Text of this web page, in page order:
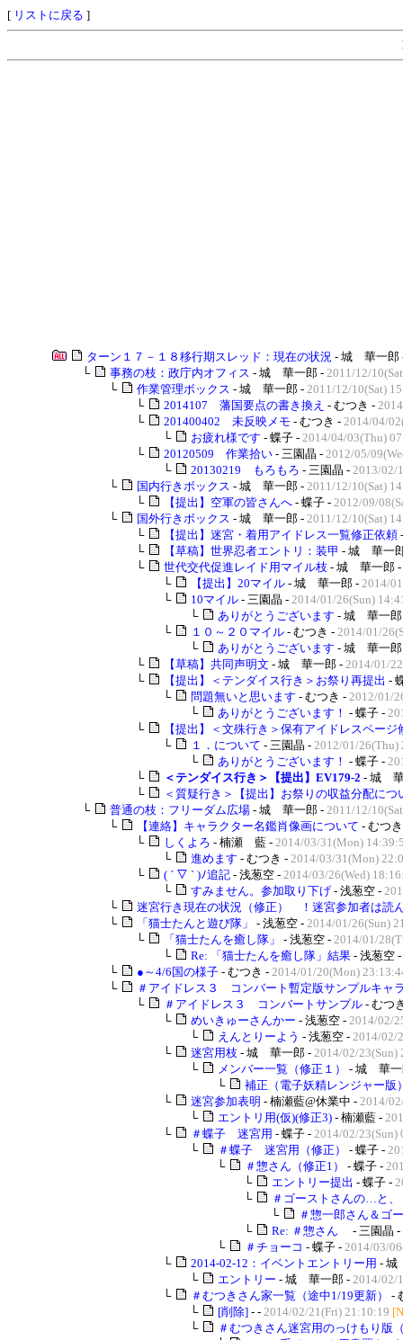
[ リストに戻る ]
ターン１７－１８移行期スレッド：現在の状況 - 城 華一郎
└
事務の枝：政庁内オフィス - 城 華一郎 - 2011/12/
└
作業管理ボックス - 城 華一郎 - 2011/12/10(Sat)
└
2014107 藩国要点の書き換え - むつき -
└
201400402 未反映メモ - むつき - 2014/04/
└
お疲れ様です - 蝶子 - 2014/04/03(Thu)
└
20120509 作業拾い - 三園晶 - 2012/05/
└
20130219 もろもろ - 三園晶 - 2013/02/
└
国内行きボックス - 城 華一郎 - 2011/12/10(Sat)
└
【提出】空軍の皆さんへ - 蝶子 - 2012/09/
└
国外行きボックス - 城 華一郎 - 2011/12/10(Sat)
└
【提出】迷宮・着用アイドレス一覧修正依頼
└
【草稿】世界忍者エントリ：装甲 - 城 華一
└
世代交代促進レイド用マイル枝 - 城 華一郎 -
└
【提出】20マイル - 城 華一郎 - 2014/
└
10マイル - 三園晶 - 2014/01/26(Sun)
└
ありがとうございます - 城 華一
└
１０～２０マイル - むつき - 2014/01/
└
ありがとうございます - 城 華一
└
【草稿】共同声明文 - 城 華一郎 - 2014/01/
└
【提出】＜テンダイス行き＞お祭り再提出 -
└
問題無いと思います - むつき - 2012/01/
└
ありがとうございます！ - 蝶子 -
└
【提出】＜文殊行き＞保有アイドレスページ
└
１．について - 三園晶 - 2012/01/26(Thu)
└
ありがとうございます！ - 蝶子 -
└
＜テンダイス行き＞【提出】EV179-2 - 城
└
＜質疑行き＞【提出】お祭りの収益分配につ
└
普通の枝：フリーダム広場 - 城 華一郎 - 2011/12/
└
【連絡】キャラクター名鑑肖像画について - むつ
└
しくよろ - 楠瀬 藍 - 2014/03/31(Mon)
└
進めます - むつき - 2014/03/31(Mon)
└
( ´ ▽ ` )ﾉ追記 - 浅葱空 - 2014/03/26(Wed)
└
すみません。参加取り下げ - 浅葱空 -
└
迷宮行き現在の状況（修正） ！迷宮参加者は読
└
「猫士たんと遊び隊」 - 浅葱空 - 2014/01/26(Sun)
└
「猫士たんを癒し隊」 - 浅葱空 - 2014/01/
└
Re: 「猫士たんを癒し隊」結果 - 浅葱空 -
└
●～4/6国の様子 - むつき - 2014/01/20(Mon)
└
＃アイドレス３ コンバート暫定版サンプルキャ
└
＃アイドレス３ コンバートサンプル - むつ
└
めいきゅーさんかー - 浅葱空 - 2014/02/
└
えんとりーよう - 浅葱空 - 2014/02/
└
迷宮用枝 - 城 華一郎 - 2014/02/23(Sun)
└
メンバー一覧（修正１）
- 城 華
└
補正（電子妖精レンジャー版
└
迷宮参加表明 - 楠瀬藍@休業中 - 2014/
└
エントリ用(仮)(修正3) - 楠瀬藍 -
└
＃蝶子 迷宮用 - 蝶子 - 2014/02/23(Sun)
└
＃蝶子 迷宮用（修正） - 蝶子 -
└
＃惣さん（修正1） - 蝶子 -
└
エントリー提出 - 蝶子 -
└
＃ゴーストさんの…と、
└
＃惣一郎さん＆ゴ
└
Re: ＃惣さん
- 三園晶 -
└
＃チョーコ - 蝶子 - 2014/03/
└
2014-02-12：イベントエントリー用 -
└
エントリー - 城 華一郎 - 2014/02/
└
＃むつきさん家一覧（途中1/19更新）
-
└
[削除] - - 2014/02/21(Fri) 21:10:19
└
＃むつきさん迷宮用のっけもり版